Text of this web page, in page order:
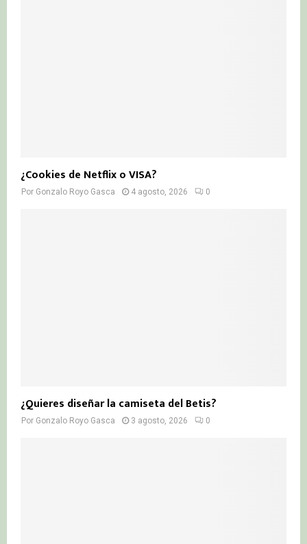
¿Cookies de Netflix o VISA?
Por Gonzalo Royo Gasca 4 agosto, 2026 0
¿Quieres diseñar la camiseta del Betis?
Por Gonzalo Royo Gasca 3 agosto, 2026 0